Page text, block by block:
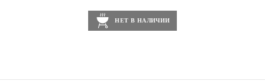
НЕТ В НАЛИЧИИ